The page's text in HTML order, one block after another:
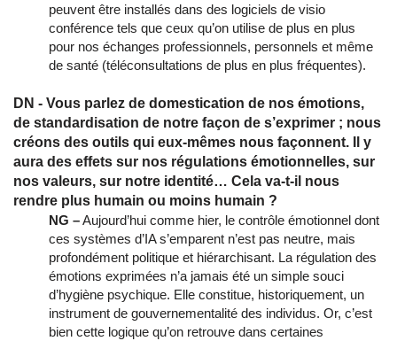
peuvent être installés dans des logiciels de visio
conférence tels que ceux qu’on utilise de plus en plus
pour nos échanges professionnels, personnels et même
de santé (téléconsultations de plus en plus fréquentes).
DN - Vous parlez de domestication de nos émotions,
de standardisation de notre façon de s’exprimer ; nous
créons des outils qui eux-mêmes nous façonnent. Il y
aura des effets sur nos régulations émotionnelles, sur
nos valeurs, sur notre identité… Cela va-t-il nous
rendre plus humain ou moins humain ?
NG –Aujourd’hui comme hier, le contrôle émotionnel dont
ces systèmes d’IA s’emparent n’est pas neutre, mais
profondément politique et hiérarchisant. La régulation des
émotions exprimées n’a jamais été un simple souci
d’hygiène psychique. Elle constitue, historiquement, un
instrument de gouvernementalité des individus. Or, c’est
bien cette logique qu’on retrouve dans certaines